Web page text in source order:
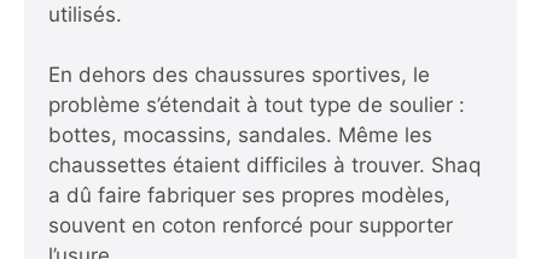
utilisés.
En dehors des chaussures sportives, le
problème s’étendait à tout type de soulier :
bottes, mocassins, sandales. Même les
chaussettes étaient difficiles à trouver. Shaq
a dû faire fabriquer ses propres modèles,
souvent en coton renforcé pour supporter